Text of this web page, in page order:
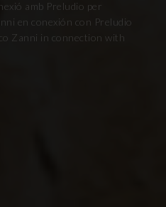
amb Preludio per
en conexión con Preludio
Zanni in connection with